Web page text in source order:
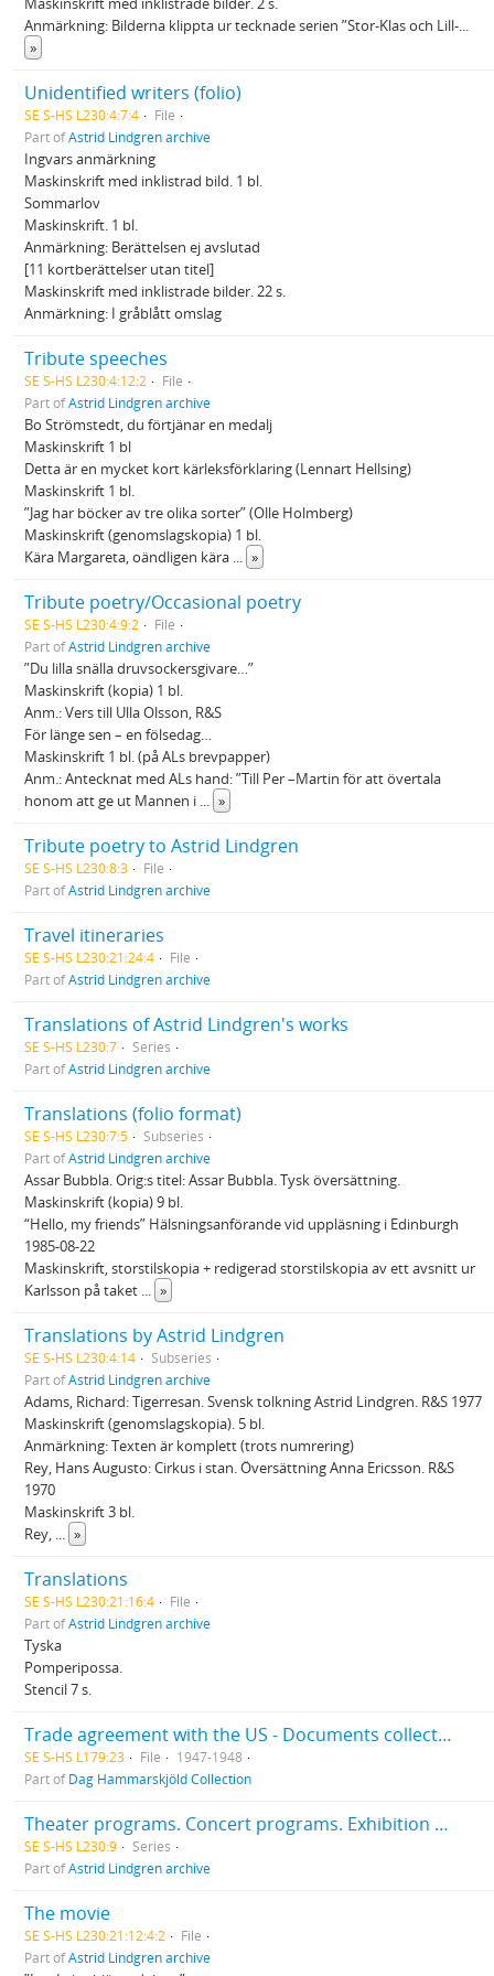
Anmärkning: Bilderna klippta ur tecknade serien ”Stor-Klas och Lill-...
»
Unidentified writers (folio)
SE S-HS L230:4:7:4
File
Part ofAstrid Lindgren archive
Ingvars anmärkning
Maskinskrift med inklistrad bild. 1 bl.
Sommarlov
Maskinskrift. 1 bl.
Anmärkning: Berättelsen ej avslutad
[11 kortberättelser utan titel]
Maskinskrift med inklistrade bilder. 22 s.
Anmärkning: I gråblått omslag
Tribute speeches
SE S-HS L230:4:12:2
File
Part ofAstrid Lindgren archive
Bo Strömstedt, du förtjänar en medalj
Maskinskrift 1 bl
Detta är en mycket kort kärleksförklaring (Lennart Hellsing)
Maskinskrift 1 bl.
”Jag har böcker av tre olika sorter” (Olle Holmberg)
Maskinskrift (genomslagskopia) 1 bl.
Kära Margareta, oändligen kära ... »
Tribute poetry/Occasional poetry
SE S-HS L230:4:9:2
File
Part ofAstrid Lindgren archive
”Du lilla snälla druvsockersgivare…”
Maskinskrift (kopia) 1 bl.
Anm.: Vers till Ulla Olsson, R&S
För länge sen – en fölsedag…
Maskinskrift 1 bl. (på ALs brevpapper)
Anm.: Antecknat med ALs hand: ”Till Per –Martin för att övertala
honom att ge ut Mannen i ... »
Tribute poetry to Astrid Lindgren
SE S-HS L230:8:3
File
Part ofAstrid Lindgren archive
Travel itineraries
SE S-HS L230:21:24:4
File
Part ofAstrid Lindgren archive
Translations of Astrid Lindgren's works
SE S-HS L230:7
Series
Part ofAstrid Lindgren archive
Translations (folio format)
SE S-HS L230:7:5
Subseries
Part ofAstrid Lindgren archive
Assar Bubbla. Orig:s titel: Assar Bubbla. Tysk översättning.
Maskinskrift (kopia) 9 bl.
“Hello, my friends” Hälsningsanförande vid uppläsning i Edinburgh
1985-08-22
Maskinskrift, storstilskopia + redigerad storstilskopia av ett avsnitt ur
Karlsson på taket ... »
Translations by Astrid Lindgren
SE S-HS L230:4:14
Subseries
Part ofAstrid Lindgren archive
Adams, Richard: Tigerresan. Svensk tolkning Astrid Lindgren. R&S 1977
Maskinskrift (genomslagskopia). 5 bl.
Anmärkning: Texten är komplett (trots numrering)
Rey, Hans Augusto: Cirkus i stan. Översättning Anna Ericsson. R&S
1970
Maskinskrift 3 bl.
Rey, ... »
Translations
SE S-HS L230:21:16:4
File
Part ofAstrid Lindgren archive
Tyska
Pomperipossa.
Stencil 7 s.
Trade agreement with the US - Documents collected by D.H.
SE S-HS L179:23 File
1947-1948
Part ofDag Hammarskjöld Collection
Theater programs. Concert programs. Exhibition programs
SE S-HS L230:9
Series
Part ofAstrid Lindgren archive
The movie
SE S-HS L230:21:12:4:2
File
Part ofAstrid Lindgren archive